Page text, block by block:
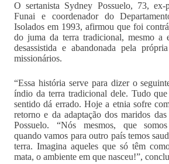
O sertanista Sydney Possuelo, 73, ex-
Funai e coordenador do
Isolados em 1993, afirmou que foi
do juma da terra tradicional, mesmo a
desassistida e abandonada pela
missionários.
“Essa história serve para dizer o
índio da terra tradicional dele. Tudo que
sentido dá errado. Hoje a etnia sofre
retorno e da adaptação dos maridos
Possuelo. “Nós mesmos, que
quando vamos para outro país temos
terra. Imagina aqueles que só têm
mata, o ambiente em que nasceu!”,